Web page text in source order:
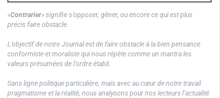
«Contrarier» signifie s’opposer, gêner, ou encore ce qui est plus
précis faire obstacle.
L’objectif de notre Journal est de faire obstacle à la bien pensance
conformiste et moraliste qui nous répète comme un mantra les
valeurs présumées de l’ordre établi.
Sans ligne politique particulière, mais avec au cœur de notre travail
pragmatisme et la réalité, nous analysons pour nos lecteurs l’actualité